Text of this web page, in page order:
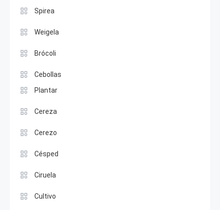
Spirea
Weigela
Brócoli
Cebollas
Plantar
Cereza
Cerezo
Césped
Ciruela
Cultivo